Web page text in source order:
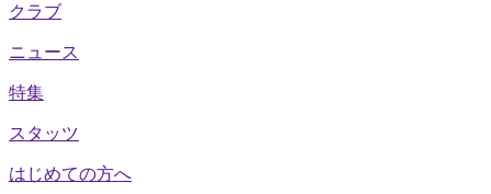
クラブ
ニュース
特集
スタッツ
はじめての方へ